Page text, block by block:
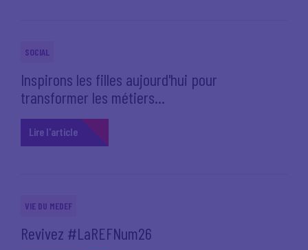
SOCIAL
Inspirons les filles aujourd'hui pour
transformer les métiers...
Lire l'article
VIE DU MEDEF
Revivez #LaREFNum26